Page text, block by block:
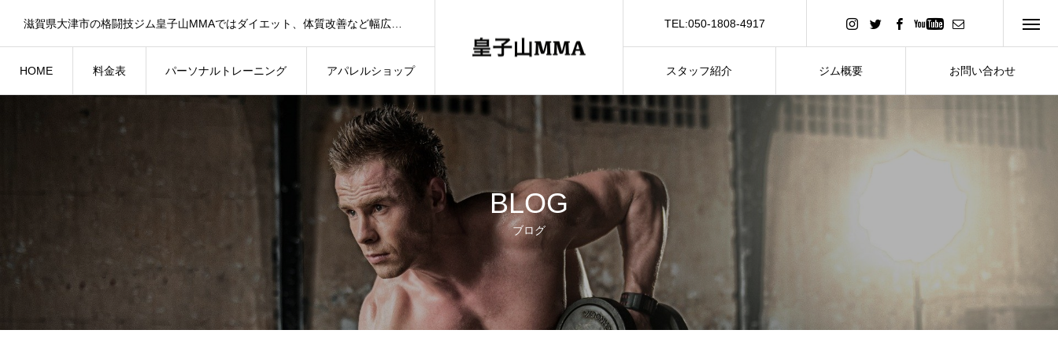
HOME 料金表 パーソナルトレーニング アパレルショップ スタッフ紹介 ジム概要 お問い合わせ
TEL:050-1808-4917
BLOG
ブログ